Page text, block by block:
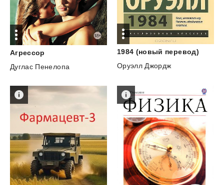
Агрессор
Дуглас Пенелопа
1984 (новый перевод)
Оруэлл Джордж